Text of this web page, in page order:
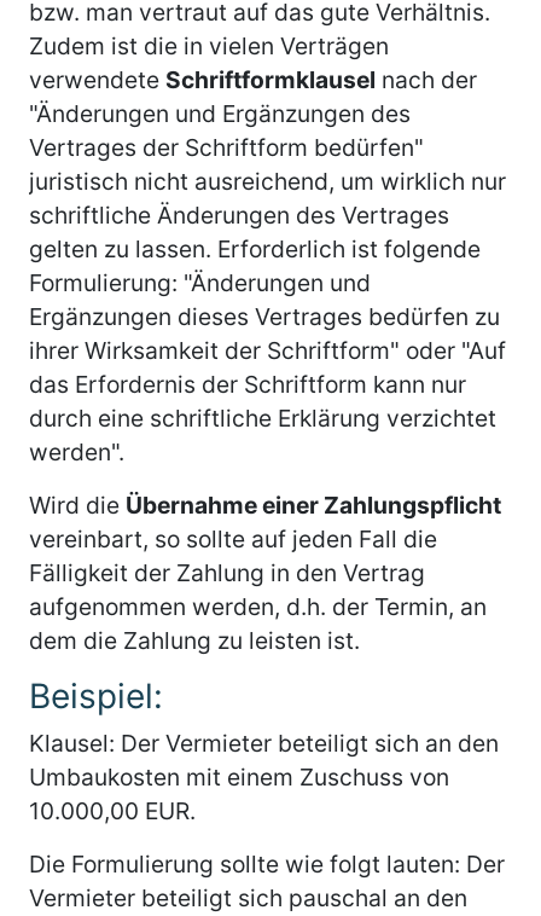
bzw. man vertraut auf das gute Verhältnis.
Zudem ist die in vielen Verträgen
verwendete Schriftformklausel nach der
"Änderungen und Ergänzungen des
Vertrages der Schriftform bedürfen"
juristisch nicht ausreichend, um wirklich nur
schriftliche Änderungen des Vertrages
gelten zu lassen. Erforderlich ist folgende
Formulierung: "Änderungen und
Ergänzungen dieses Vertrages bedürfen zu
ihrer Wirksamkeit der Schriftform" oder "Auf
das Erfordernis der Schriftform kann nur
durch eine schriftliche Erklärung verzichtet
werden".
Wird die Übernahme einer Zahlungspflicht
vereinbart, so sollte auf jeden Fall die
Fälligkeit der Zahlung in den Vertrag
aufgenommen werden, d.h. der Termin, an
dem die Zahlung zu leisten ist.
Beispiel:
Klausel: Der Vermieter beteiligt sich an den
Umbaukosten mit einem Zuschuss von
10.000,00 EUR.
Die Formulierung sollte wie folgt lauten: Der
Vermieter beteiligt sich pauschal an den